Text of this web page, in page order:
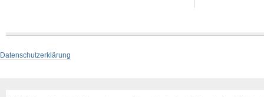
Datenschutzerklärung